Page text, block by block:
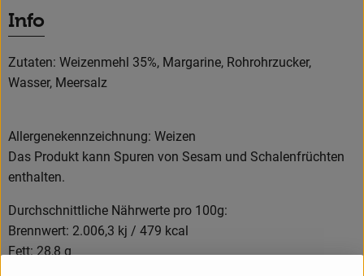
News
Blog
Info
Zutaten: Weizenmehl 35%, Margarine, Rohrohrzucker,
Wasser, Meersalz
Allergenekennzeichnung: Weizen
Das Produkt kann Spuren von Sesam und Schalenfrüchten
enthalten.
Durchschnittliche Nährwerte pro 100g:
Brennwert: 2.006,3 kj / 479 kcal
Fett: 28,8 g